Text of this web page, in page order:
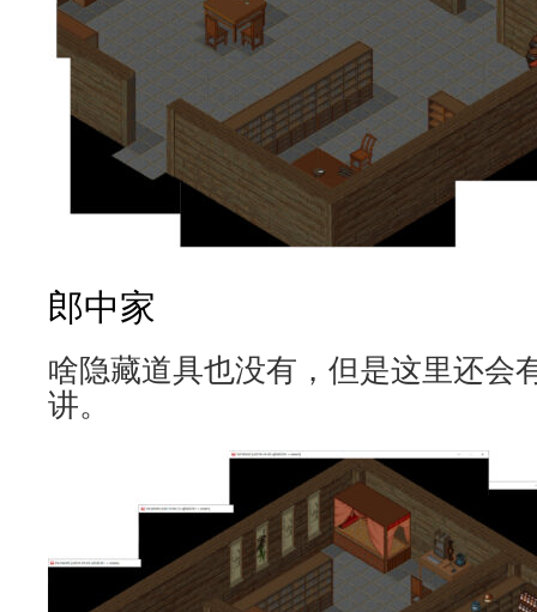
郎中家
啥隐藏道具也没有，但是这里还会
讲。